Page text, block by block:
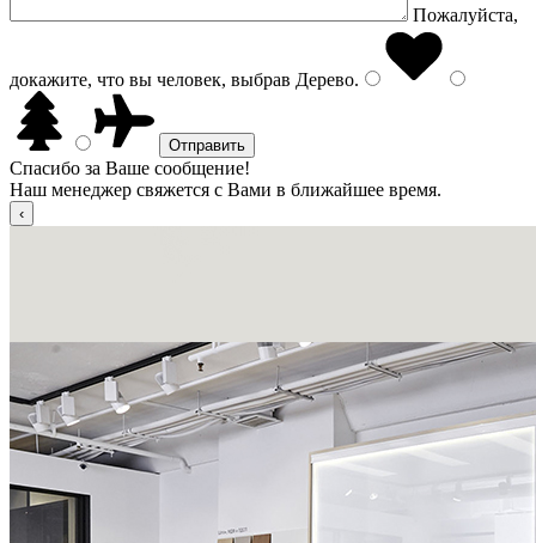
Пожалуйста,
докажите, что вы человек, выбрав Дерево.
Спасибо за Ваше сообщение!
Наш менеджер свяжется с Вами в ближайшее время.